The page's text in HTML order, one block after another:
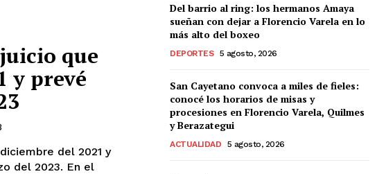
que
y prevé
del 2021 y
del 2023. En el
Del barrio al ring: los hermanos Amaya
sueñan con dejar a Florencio Varela en lo
más alto del boxeo
DEPORTES 5 agosto, 2026
San Cayetano convoca a miles de fieles:
conocé los horarios de misas y
procesiones en Florencio Varela, Quilmes
y Berazategui
ACTUALIDAD 5 agosto, 2026